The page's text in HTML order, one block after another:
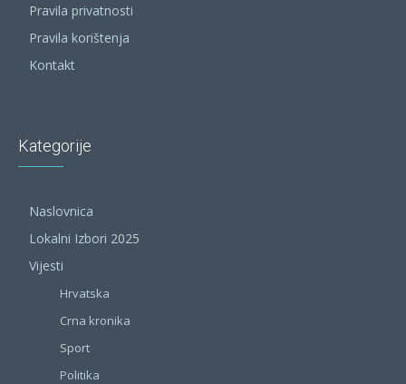
Pravila privatnosti
Pravila korištenja
Kontakt
Kategorije
Naslovnica
Lokalni Izbori 2025
Vijesti
Hrvatska
Crna kronika
Sport
Politika